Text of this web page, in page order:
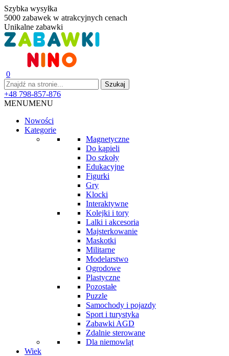
Szybka wysyłka
5000 zabawek w atrakcyjnych cenach
Unikalne zabawki
0
+48 798-857-876
MENUMENU
Nowości
Kategorie
Magnetyczne
Do kąpieli
Do szkoły
Edukacyjne
Figurki
Gry
Klocki
Interaktywne
Kolejki i tory
Lalki i akcesoria
Majsterkowanie
Maskotki
Militarne
Modelarstwo
Ogrodowe
Plastyczne
Pozostałe
Puzzle
Samochody i pojazdy
Sport i turystyka
Zabawki AGD
Zdalnie sterowane
Dla niemowląt
Wiek